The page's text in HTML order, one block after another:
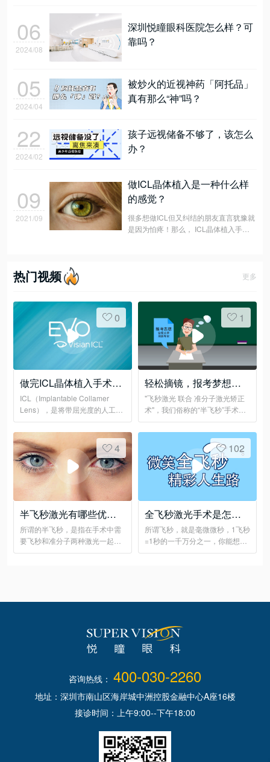
06
2024/08
深圳悦瞳眼科医院怎么样？可
靠吗？
05
2024/04
被炒火的近视神药「阿托品」
真有那么“神”吗？
22
2024/02
孩子远视储备不够了，该怎么
办？
09
2021/09
做ICL晶体植入是一种什么样
的感觉？
很多想做ICL但又纠结的朋友直言犹豫就
是因为怕疼！那么， ICL晶体植入手术
热门视频 更多
做完ICL晶体植入手术，
可以潜水、攀岩......吗？
ICL（Implantable Collamer
Lens），是将带屈光度的人工晶
体植入虹膜与晶体之间，来达到
矫正近视的目的。
0
轻松摘镜，报考梦想职
业
"飞秒激光 联合 准分子激光矫正
术"，我们俗称的“半飞秒”手术，
全程无刀、无痛、快捷！
1
半飞秒激光有哪些优
点？
所谓的半飞秒，是指在手术中需
要飞秒和准分子两种激光一起完
成的全激光手术
4
全飞秒激光手术是怎么
做的
所谓飞秒，就是毫微微秒，1飞秒
=1秒的一千万分之一，你能想象
这有多快吗？
102
咨询热线： 400-030-2260
地址：深圳市南山区海岸城中洲控股金融中心A座16楼
接诊时间：上午9:00--下午18:00